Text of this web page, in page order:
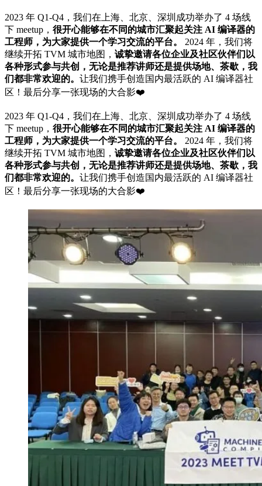
2023 年 Q1-Q4，我们在上海、北京、深圳成功举办了 4 场线
下 meetup， 很开心能够在不同的城市汇聚起关注 AI 编译器的
工程师，为大家提供一个学习交流的平台。
2024 年，我们将
继续开拓 TVM 城市地图， 诚挚邀请各位企业及社区伙伴们以
各种形式参与共创，无论是推荐讲师还是提供场地、茶歇，我
们都非常欢迎的。 让我们携手创造国内最活跃的 AI 编译器社
区！最后分享一张现场的大合影❤️
2023 年 Q1-Q4，我们在上海、北京、深圳成功举办了 4 场线
下 meetup， 很开心能够在不同的城市汇聚起关注 AI 编译器的
工程师，为大家提供一个学习交流的平台。
2024 年，我们将
继续开拓 TVM 城市地图， 诚挚邀请各位企业及社区伙伴们以
各种形式参与共创，无论是推荐讲师还是提供场地、茶歇，我
们都非常欢迎的。 让我们携手创造国内最活跃的 AI 编译器社
区！最后分享一张现场的大合影❤️